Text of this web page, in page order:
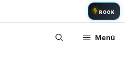
ROCK
Menú